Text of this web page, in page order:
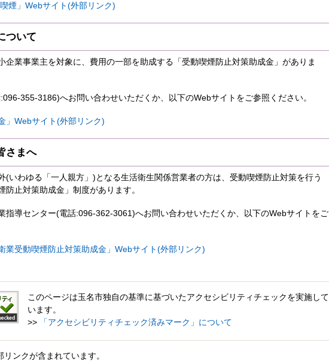
煙」Webサイト(外部リンク)
ついて
企業事業主を対象に、費用の一部を助成する「受動喫煙防止対策助成金」がありま
へお問い合わせいただくか、以下のWebサイトをご参照ください。
」Webサイト(外部リンク)
さまへ
(いわゆる「一人親方」)となる生活衛生関係営業者の方は、受動喫煙防止対策を行う
止対策助成金」制度があります。
指導センター(電話:096‐362‐3061)へお問い合わせいただくか、以下のWebサイトをご
業受動喫煙防止対策助成金」Webサイト(外部リンク)
このページは玉名市独自の基準に基づいたアクセシビリティチェックを実施して
います。
>>
「アクセシビリティチェック済みマーク」について
リンクが含まれています。